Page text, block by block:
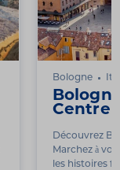
Bologne
Centre
Découvrez
Marchez à
les histoires